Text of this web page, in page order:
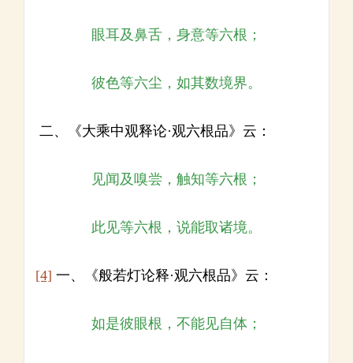
眼耳及鼻舌，身意等六根；
彼色等六尘，如其数境界。
二、《大乘中观释论·观六根品》云：
见闻及嗅尝，触知等六根；
此见等六根，说能取诸境。
[4] 一、《般若灯论释·观六根品》云：
如是彼眼根，不能见自体；